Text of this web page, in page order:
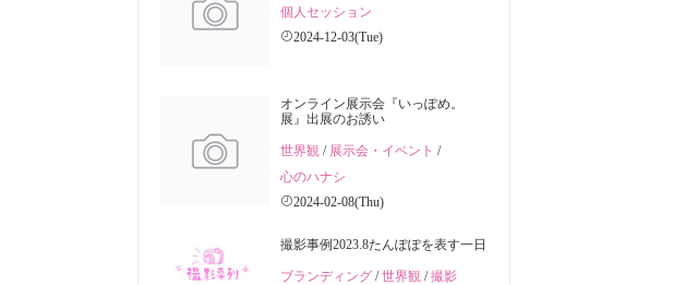
個人セッション
2024-12-03(Tue)
オンライン展示会『いっぽめ。
展』出展のお誘い
世界観 / 展示会・イベント /
心のハナシ
2024-02-08(Thu)
撮影事例2023.8たんぽぽを表す一日
ブランディング /世界観 /撮影